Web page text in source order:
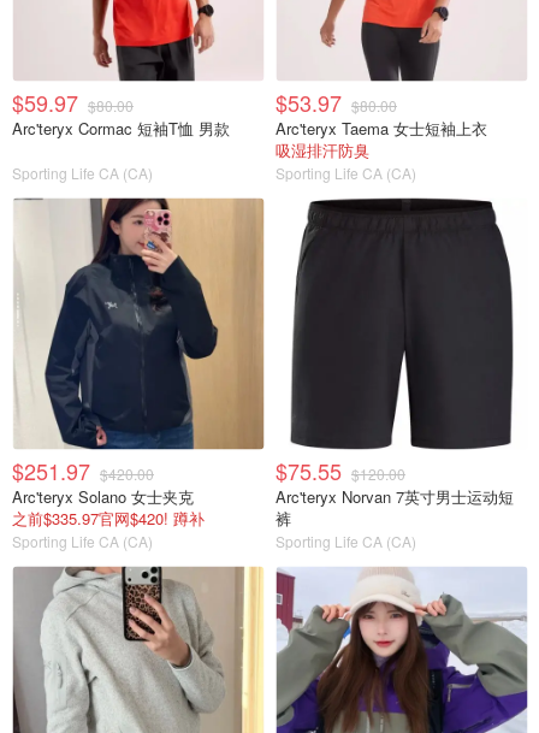
$59.97 $80.00
Arc'teryx Cormac 短袖T恤 男款
Sporting Life CA (CA)
$53.97 $80.00
Arc'teryx Taema 女士短袖上衣
吸湿排汗防臭
Sporting Life CA (CA)
$251.97 $420.00
Arc'teryx Solano 女士夹克
之前$335.97官网$420! 蹲补
Sporting Life CA (CA)
$75.55 $120.00
Arc'teryx Norvan 7英寸男士运动短
裤
Sporting Life CA (CA)